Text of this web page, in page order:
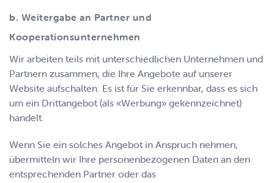
b. Weitergabe an Partner und
Kooperationsunternehmen
Wir arbeiten teils mit unterschiedlichen Unternehmen und
Partnern zusammen, die Ihre Angebote auf unserer
Website aufschalten. Es ist für Sie erkennbar, dass es sich
um ein Drittangebot (als «Werbung» gekennzeichnet)
handelt.
Wenn Sie ein solches Angebot in Anspruch nehmen,
übermitteln wir Ihre personenbezogenen Daten an den
entsprechenden Partner oder das